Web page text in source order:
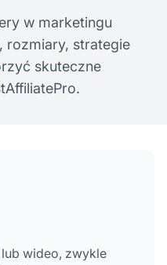
w marketingu
rozmiary, strategie
skuteczne
wideo, zwykle